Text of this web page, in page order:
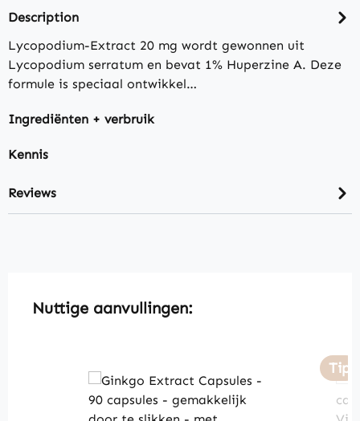
Description
Lycopodium-Extract 20 mg wordt gewonnen uit
Lycopodium serratum en bevat 1% Huperzine A. Deze
formule is speciaal ontwikkel…
Ingrediënten + verbruik
Kennis
Reviews
Skip product gallery
Nuttige aanvullingen:
Tip